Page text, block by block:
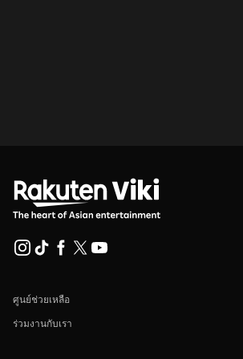
ศูนย์ช่วยเหลือ
ร่วมงานกับเรา